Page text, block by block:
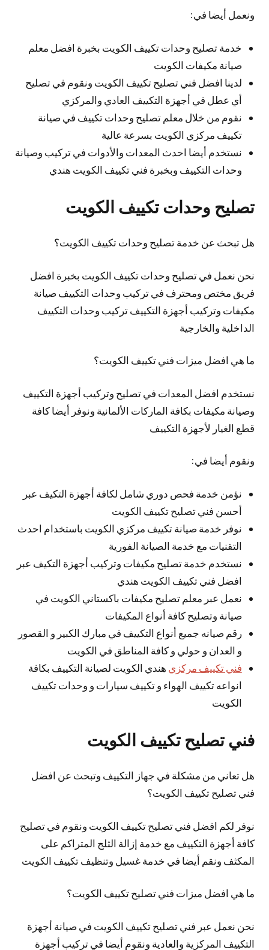
ونعمل أيضا في:
خدمة تصليح وحدات تكييف الكويت بخبرة افضل معلم
صيانة مكيفات الكويت
لدينا افضل فني تصليح تكييف الكويت ونقوم في تصليح
أي عطل في أجهزة التكييف العادي والمركزي
نقوم من خلال معلم تصليح وحدات تكييف في صيانة
تكييف مركزي الكويت بسرعة عالية
نستخدم أيضا احدث المعدات والأدوات في تركيب وصيانة
وحدات التكييف وبخبرة فني تكييف الكويت هندي
تصليح وحدات تكييف الكويت
هل تبحث عن خدمة تصليح وحدات تكييف الكويت؟
نحن نعمل في تصليح وحدات تكييف الكويت بخبرة افضل
فريق مختص ومحترف في تركيب وحدات التكييف صيانة
مكيفات وتركيب أجهزة التكييف تركيب وحدات التكييف
الداخلية والخارجية
ما هي افضل ميزات فني تكييف الكويت؟
نستخدم افضل المعدات في تصليح وتركيب أجهزة التكييف
وصيانة مكيفات بكافة الماركات الألمانية ونوفر أيضا كافة
قطع الغيار لأجهزة التكييف
ونقوم أيضا في:
نؤمن خدمة فحص دوري شامل لكافة أجهزة التكيف عبر
أحسن فني تصليح تكييف الكويت
نوفر خدمة صيانة تكييف مركزي الكويت باستخدام احدث
التقنيات مع خدمة الصيانة الفورية
نستخدم خدمة تصليح مكيفات وتركيب أجهزة التكيف عبر
افضل فني تكييف الكويت هندي
نعمل عبر معلم تصليح مكيفات باكستاني الكويت في
صيانة وتصليح كافة أنواع المكيفات
رقم صيانه جميع أنواع التكييف في مبارك الكبير و القصور
و العدان و حولي و كافة المناطق في الكويت
فني تكييف مركزي هندي الكويت لصيانة التكييف بكافة
انواعه تكييف الهواء و تكييف سيارات و وحدات تكييف
الكويت
فني تصليح تكييف الكويت
هل تعاني من مشكلة في جهاز التكييف وتبحث عن افضل
فني تصليح تكييف الكويت؟
نوفر لكم افضل فني تصليح تكييف الكويت ونقوم في تصليح
كافة أجهزة التكييف مع خدمة إزالة الثلج المتراكم على
المكثف ونقم أيضا في خدمة غسيل وتنظيف تكييف الكويت
ما هي افضل ميزات فني تصليح تكييف الكويت؟
نحن نعمل عبر فني تصليح تكييف الكويت في صيانة أجهزة
التكييف المركزية والعادية ونقوم أيضا في تركيب أجهزة